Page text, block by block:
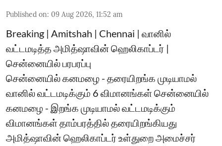
Published on: 09 Aug 2026, 11:52 am
Breaking | Amitshah | Chennai | வானில்
வட்டமடித்த அமித்ஷாவின் ஹெலிகாப்டர் |
சென்னையில் பரபரப்பு
சென்னையில் கனமழை - தரையிறங்க முடியாமல்
வானில் வட்டமடிக்கும் 6 விமானங்கள் சென்னையில்
கனமழை - இறங்க முடியாமல் வட்டமடிக்கும்
விமானங்கள் தாம்பரத்தில் தரையிறங்கியது
அமித்ஷாவின் ஹெலிகாப்டர் உள்துறை அமைச்சர்